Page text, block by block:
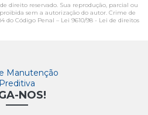
direito reservado. Sua reprodução, parcial ou
sem a autorização do autor. Crime de
do Código Penal – Lei 9610/98 - Lei de direitos
NOS!